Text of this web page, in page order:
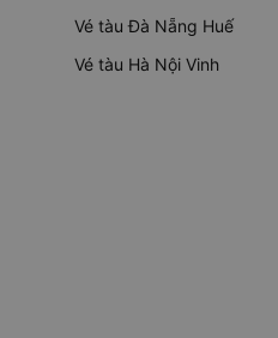
Vé tàu Đà Nẵng Huế
Vé tàu Hà Nội Vinh